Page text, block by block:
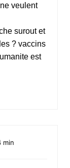
veulent
surout et
? vaccins
est
min